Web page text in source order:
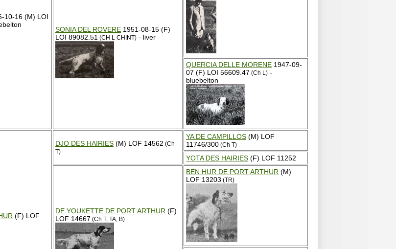
10-16 (M) LOI
SONIA DEL ROVERE 1951-08-15 (F)
LOI 89082.51 (CH L CHINT) - liver
QUERCIA DELLE MORENE 1947-09-
07 (F) LOI 56609.47 (Ch L) -
bluebelton
(F) LOF
DJO DES HAIRIES (M) LOF 14562 (Ch
T)
YA DE CAMPILLOS (M) LOF
11746/300 (Ch T)
YOTA DES HAIRIES (F) LOF 11252
DE YOUKETTE DE PORT ARTHUR (F)
LOF 14667 (Ch T, TA, B)
BEN HUR DE PORT ARTHUR (M)
LOF 13203 (TR)